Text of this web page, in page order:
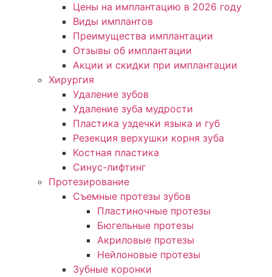
Цены на имплантацию в 2026 году
Виды имплантов
Преимущества имплантации
Отзывы об имплантации
Акции и скидки при имплантации
Хирургия
Удаление зубов
Удаление зуба мудрости
Пластика уздечки языка и губ
Резекция верхушки корня зуба
Костная пластика
Синус-лифтинг
Протезирование
Съемные протезы зубов
Пластиночные протезы
Бюгельные протезы
Акриловые протезы
Нейлоновые протезы
Зубные коронки